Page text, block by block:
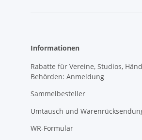
Informationen
Rabatte für Vereine, Studios,
Behörden: Anmeldung
Sammelbesteller
Umtausch und
WR-Formular